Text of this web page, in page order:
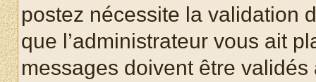
postez nécessite la validation
que l’administrateur vous ait
messages doivent être validés